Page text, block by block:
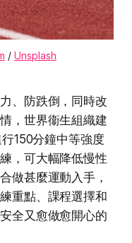
/ Unsplash
、防跌倒，同時改
，世界衞生組織建
150分鐘中等強度
，可大幅降低慢性
做甚麼運動入手，
重點、課程選擇和
全又愈做愈開心的